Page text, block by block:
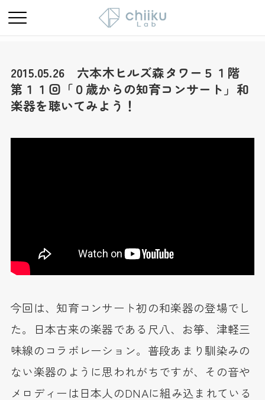
2015.05.26 六本木ヒルズ森タワー５１階
第１１回「０歳からの知育コンサート」和
楽器を聴いてみよう！
今回は、知育コンサート初の和楽器の登場でし
た。日本古来の楽器である尺八、お箏、津軽三
味線のコラボレーション。普段あまり馴染みの
ない楽器のように思われがちですが、その音や
メロディーは日本人のDNAに組み込まれている